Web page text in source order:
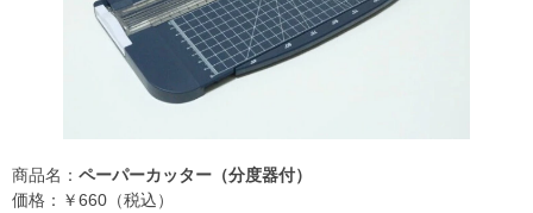
商品名： ペーパーカッター（分度器付）
価格：￥660（税込）